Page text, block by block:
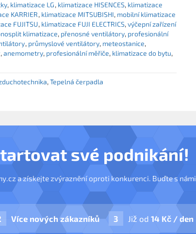
klimatizace LG klimatizace HISENCES klimatizace
KARRIER klimatizace MITSUBISHI mobilní klimatizace
FUJITSU klimatizace FUJI ELECTRICS výčepní zařízení
klimatizace přenosné ventilátory profesionální
průmyslové ventilátory meteostanice
anemometry profesionální měřiče klimatizace do bytu
Tepelná čerpadla
své podnikání!
a získejte zvýraznění oproti konkurenci. Buďte s námi
Více nových zákazníků Již od 14 Kč / den